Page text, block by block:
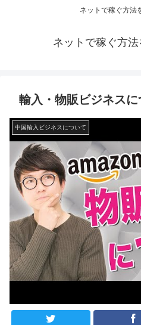
ネットで稼ぐ方法
ネットで稼ぐ方法
輸入・物販ビジネスに
中国輸入ビジネスについて